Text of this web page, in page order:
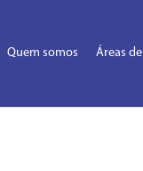
Quem somos Áreas